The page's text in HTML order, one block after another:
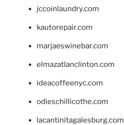
jccoinlaundry.com
kautorepair.com
marjaeswinebar.com
elmazatlanclinton.com
ideacoffeenyc.com
odieschillicothe.com
lacantinitagalesburg.com